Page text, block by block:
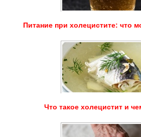
Питание при холецистите: что
Что такое холецистит и